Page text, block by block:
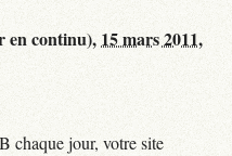
en continu), 15 mars 2011,
chaque jour, votre site